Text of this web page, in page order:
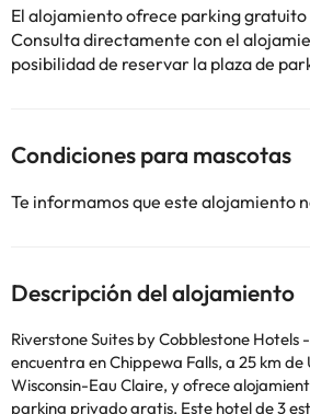
El alojamiento ofrece parking gratuito
Consulta directamente con el
posibilidad de reservar la plaza de
Condiciones para mascotas
Te informamos que este alojamiento
Descripción del alojamiento
Riverstone Suites by Cobblestone Hotels
encuentra en Chippewa Falls, a 25 km
Wisconsin-Eau Claire, y ofrece
parking privado gratis. Este hotel de 3